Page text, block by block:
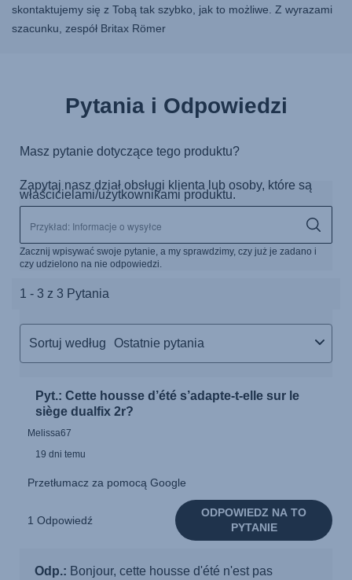
skontaktujemy się z Tobą tak szybko, jak to możliwe. Z wyrazami
szacunku, zespół Britax Römer
Pytania i Odpowiedzi